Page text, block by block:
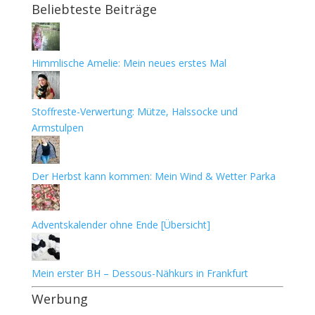
Beliebteste Beiträge
Himmlische Amelie: Mein neues erstes Mal
Stoffreste-Verwertung: Mütze, Halssocke und
Armstulpen
Der Herbst kann kommen: Mein Wind & Wetter Parka
Adventskalender ohne Ende [Übersicht]
Mein erster BH – Dessous-Nähkurs in Frankfurt
Werbung